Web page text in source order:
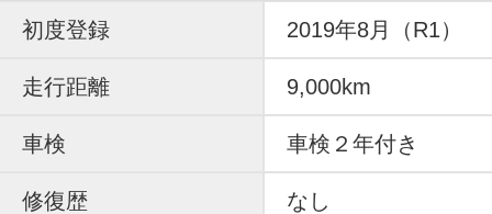
初度登録 2019年8月（R1）
走行距離 9,000km
車検 車検２年付き
修復歴 なし